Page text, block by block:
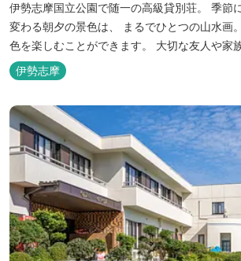
伊勢志摩国立公園で随一の高級貸別荘。 季節
変わる朝夕の景色は、 まるでひとつの山水画
色を楽しむことができます。 大切な友人や家
を。 1日1組限定とさせていただいております。 完全にプライベー
トでご利用いただけます。
伊勢志摩